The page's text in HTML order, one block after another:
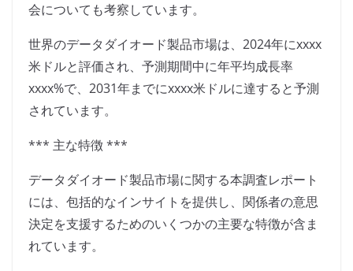
会についても考察しています。
世界のデータダイオード製品市場は、2024年にxxxx
米ドルと評価され、予測期間中に年平均成長率
xxxx%で、2031年までにxxxx米ドルに達すると予測
されています。
*** 主な特徴 ***
データダイオード製品市場に関する本調査レポート
には、包括的なインサイトを提供し、関係者の意思
決定を支援するためのいくつかの主要な特徴が含ま
れています。